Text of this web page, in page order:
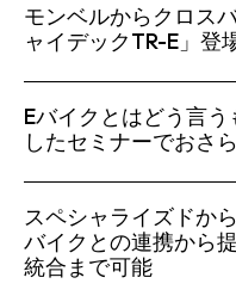
モンベルからクロス
ャイデックTR-E」登
Eバイクとはどう言
したセミナーでおさ
スペシャライズドか
バイクとの連携から
統合まで可能